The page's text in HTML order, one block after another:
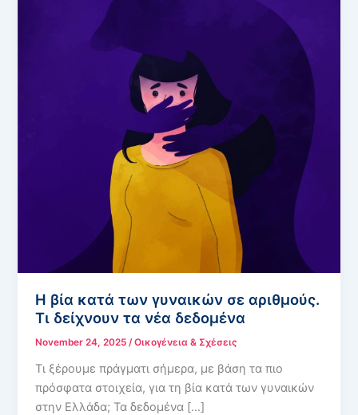
Η βία κατά των γυναικών σε αριθμούς.
Τι δείχνουν τα νέα δεδομένα
November 24, 2025/Οικογένεια & Σχέσεις
Τι ξέρουμε πράγματι σήμερα, με βάση τα πιο
πρόσφατα στοιχεία, για τη βία κατά των γυναικών
στην Ελλάδα; Τα δεδομένα […]